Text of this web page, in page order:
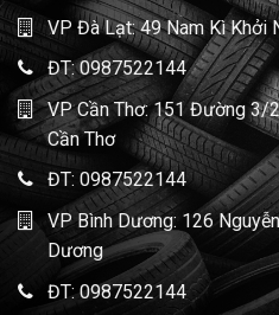
VP Đà Lạt: 49 Nam Kì Khởi
ĐT:0987522144
VP Cần Thơ: 151 Đường 3/
Cần Thơ
ĐT: 0987522144
VP Bình Dương: 126
Dương
ĐT: 0987522144